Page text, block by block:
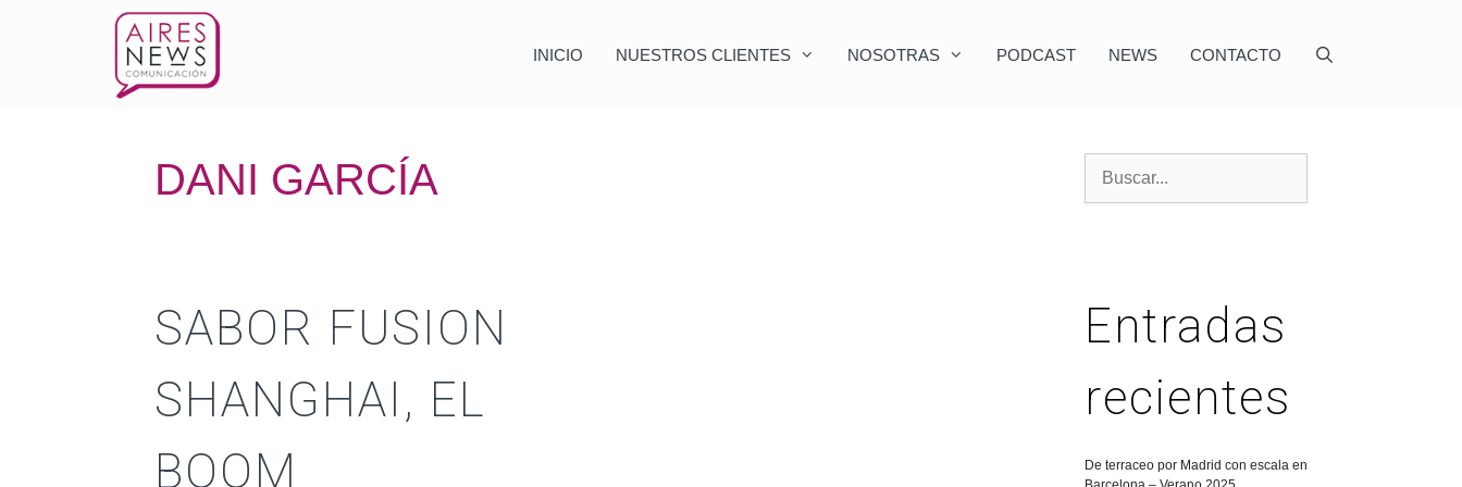
INICIO NUESTROS CLIENTES NOSOTRAS PODCAST NEWS CONTACTO
DANI GARCÍA
SABOR FUSION
SHANGHAI, EL
BOOM
Entradas
recientes
De terraceo por Madrid con escala en